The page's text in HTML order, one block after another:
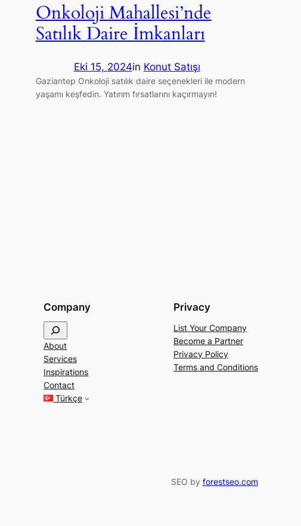
Onkoloji Mahallesi’nde
Satılık Daire İmkanları
Eki 15, 2024in Konut Satışı
Gaziantep Onkoloji satılık daire seçenekleri ile modern
yaşamı keşfedin. Yatırım fırsatlarını kaçırmayın!
Company
e
a
r
c
h
About
Services
Inspirations
Contact
Türkçe
Privacy
List Your Company
Become a Partner
Privacy Policy
Terms and Conditions
SEO by forestseo.com